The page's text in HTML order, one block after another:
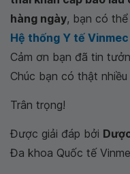
hàng ngày, bạn có
Hệ thống Y tế Vinmec
Cảm ơn bạn đã tin
Chúc bạn có thật
Trân trọng!
Được giải đáp bởi
Đa khoa Quốc tế